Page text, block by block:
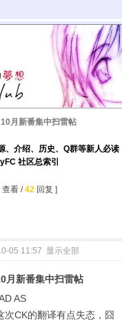
10月新番集中扫雷帖
、介绍、历史、Q群等新人必读
社区总索引
查看 /42 回复 ]
05 11:57 显示全部
月新番集中扫雷帖
AS
次CK的翻译有点失态，囧